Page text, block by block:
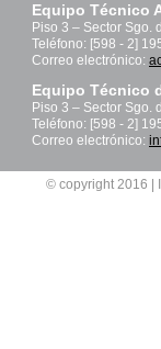
Equipo Técnico
Piso 3 – Sector Sgo.
Teléfono: [598 - 2]
Correo electrónico:
Equipo Técnico
Piso 3 – Sector Sgo.
Teléfono: [598 - 2]
Correo electrónico:
© copyright 2016 |